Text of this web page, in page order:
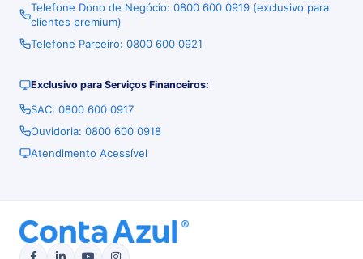
Telefone Dono de Negócio: 0800 600 0919 (exclusivo para
clientes premium)
Telefone Parceiro: 0800 600 0921
Exclusivo para Serviços Financeiros:
SAC: 0800 600 0917
Ouvidoria: 0800 600 0918
Atendimento Acessível